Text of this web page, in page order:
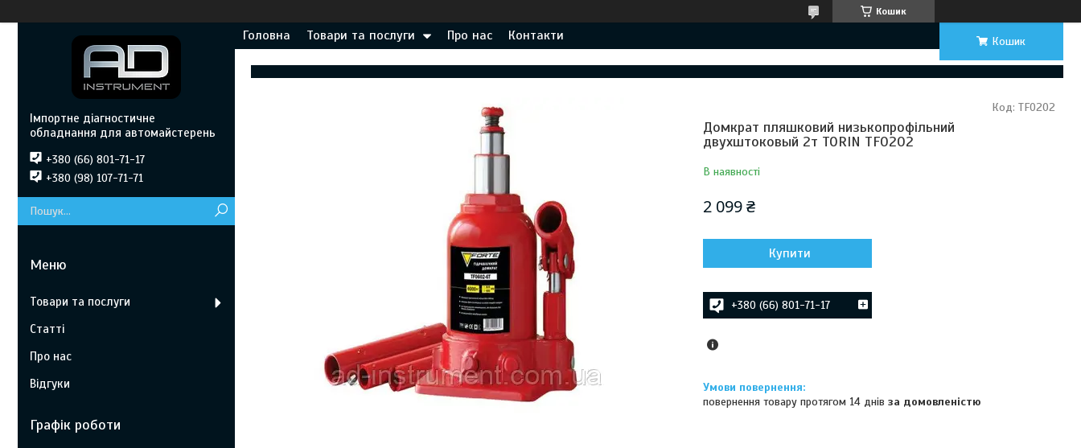
Кошик
Головна Товари та послуги Про нас Контакти Кошик
Домкрат пляшковий низькопрофільний
двухштоковый 2т TORIN TF0202
В наявності
Код: TF0202
2 099 ₴
Купити
+380 (66) 801-71-17
повернення товару протягом 14 днівза домовленістю
Імпортне діагностичне
обладнання для автомайстерень
+380 (66) 801-71-17
+380 (98) 107-71-71
Товари та послуги
Статті
Про нас
Відгуки
Графік роботи